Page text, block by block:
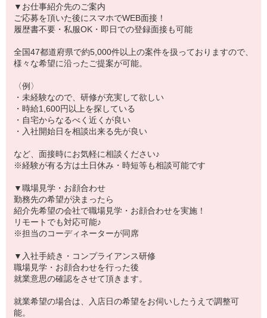
▼お仕事紹介先のご案内
ご応募を頂いた後にスマホでWEB面接！
履歴書不要・私服OK・即日での登録面接も可能
全国47都道府県で約5,000件以上の案件を扱っておりますので、
様々な希望に沿ったご提案が可能。
〈例〉
・未経験なので、研修が充実して欲しい
・時給1,600円以上を探している
・自宅からなるべく近くが良い
・入社開始日を相談出来る先が良い
など、面接時にお気軽に相談ください♪
※経験が有る方は土日休み・時短等も相談可能です
▼職場見学・お顔合わせ
勤務先の希望が決まったら
紹介先希望の会社で職場見学・お顔合わせを実施！
リモートでも対応可能♪
※担当のコーディネーターが同席
▼入社手続き・コンプライアンス研修
職場見学・お顔合わせを行った後
就業意思の確認をさせて頂きます。
就業希望の場合は、入店日の希望をお伺いしたうえで調整可
能。